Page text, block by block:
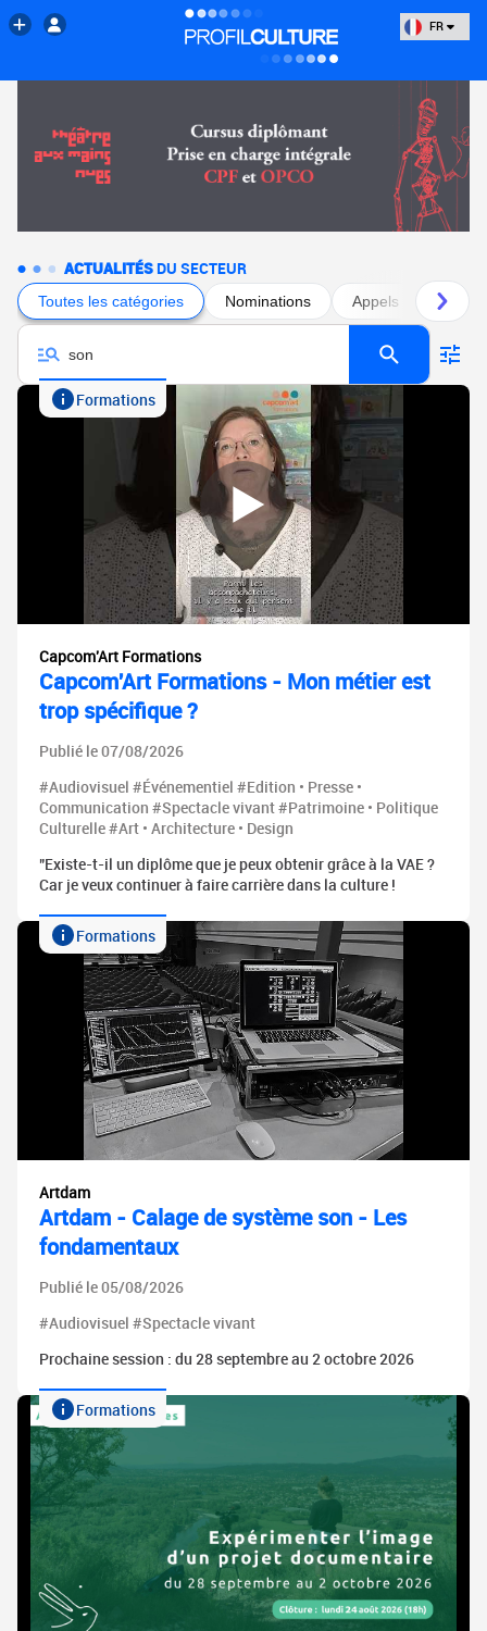
FR
ACTUALITÉS DU SECTEUR
Toutes les catégories Nominations Appels à projets
Formations
Capcom'Art Formations
Capcom'Art Formations - Mon métier est
trop spécifique ?
Publié le 07/08/2026
#Audiovisuel #Événementiel #Edition • Presse •
Communication #Spectacle vivant #Patrimoine • Politique
Culturelle #Art • Architecture • Design
"Existe-t-il un diplôme que je peux obtenir grâce à la VAE ?
Car je veux continuer à faire carrière dans la culture !
Formations
Artdam
Artdam - Calage de système son - Les
fondamentaux
Publié le 05/08/2026
#Audiovisuel #Spectacle vivant
Prochaine session : du 28 septembre au 2 octobre 2026
Formations